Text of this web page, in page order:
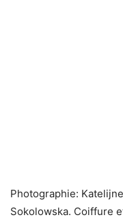
Photographie:
Sokolowska. Coiffure